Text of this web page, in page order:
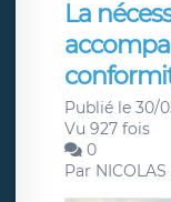
La
Publié le 30/
Vu 927 fois
0
Par